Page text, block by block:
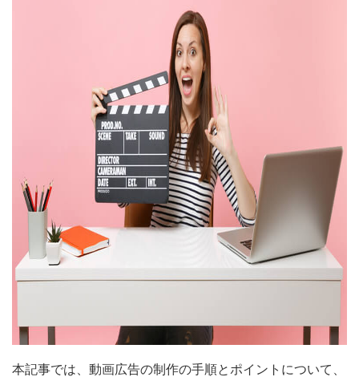
本記事では、動画広告の制作の手順とポイントについて、